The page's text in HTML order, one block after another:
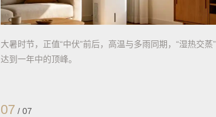
大暑时节，正值“中伏”前后，高温与多雨同期，“湿热交蒸”
达到一年中的顶峰。
07 / 07